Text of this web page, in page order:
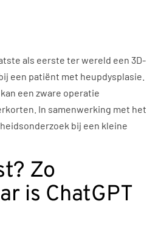
als eerste ter wereld een 3D-
een patiënt met heupdysplasie.
een zware operatie
In samenwerking met het
bij een kleine
Zo
is ChatGPT